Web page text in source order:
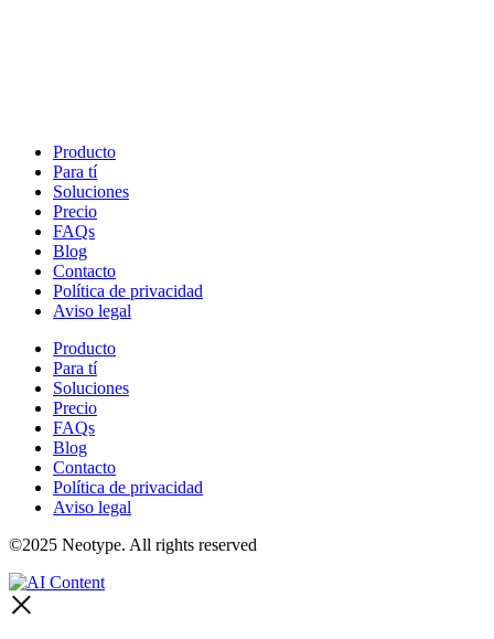
Producto
Para tí
Soluciones
Precio
FAQs
Blog
Contacto
Política de privacidad
Aviso legal
Producto
Para tí
Soluciones
Precio
FAQs
Blog
Contacto
Política de privacidad
Aviso legal
©2025 Neotype. All rights reserved